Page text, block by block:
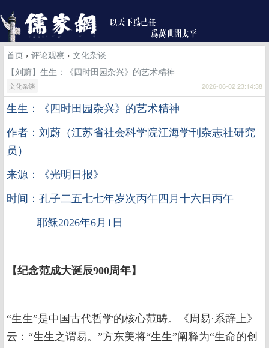
首页 › 评论观察 › 文化杂谈
【刘蔚】生生：《四时田园杂兴》的艺术精神
文化杂谈 2026-06-02 23:14:38
生生：《四时田园杂兴》的艺术精神
作者：刘蔚（江苏省社会科学院江海学刊杂志社研究
员）
来源：《光明日报》
时间：孔子二五七七年岁次丙午四月十六日丙午
耶稣2026年6月1日
【纪念范成大诞辰900周年】
“生生”是中国古代哲学的核心范畴。《周易·系辞上》
云：“生生之谓易。”方东美将“生生”阐释为“生命的创